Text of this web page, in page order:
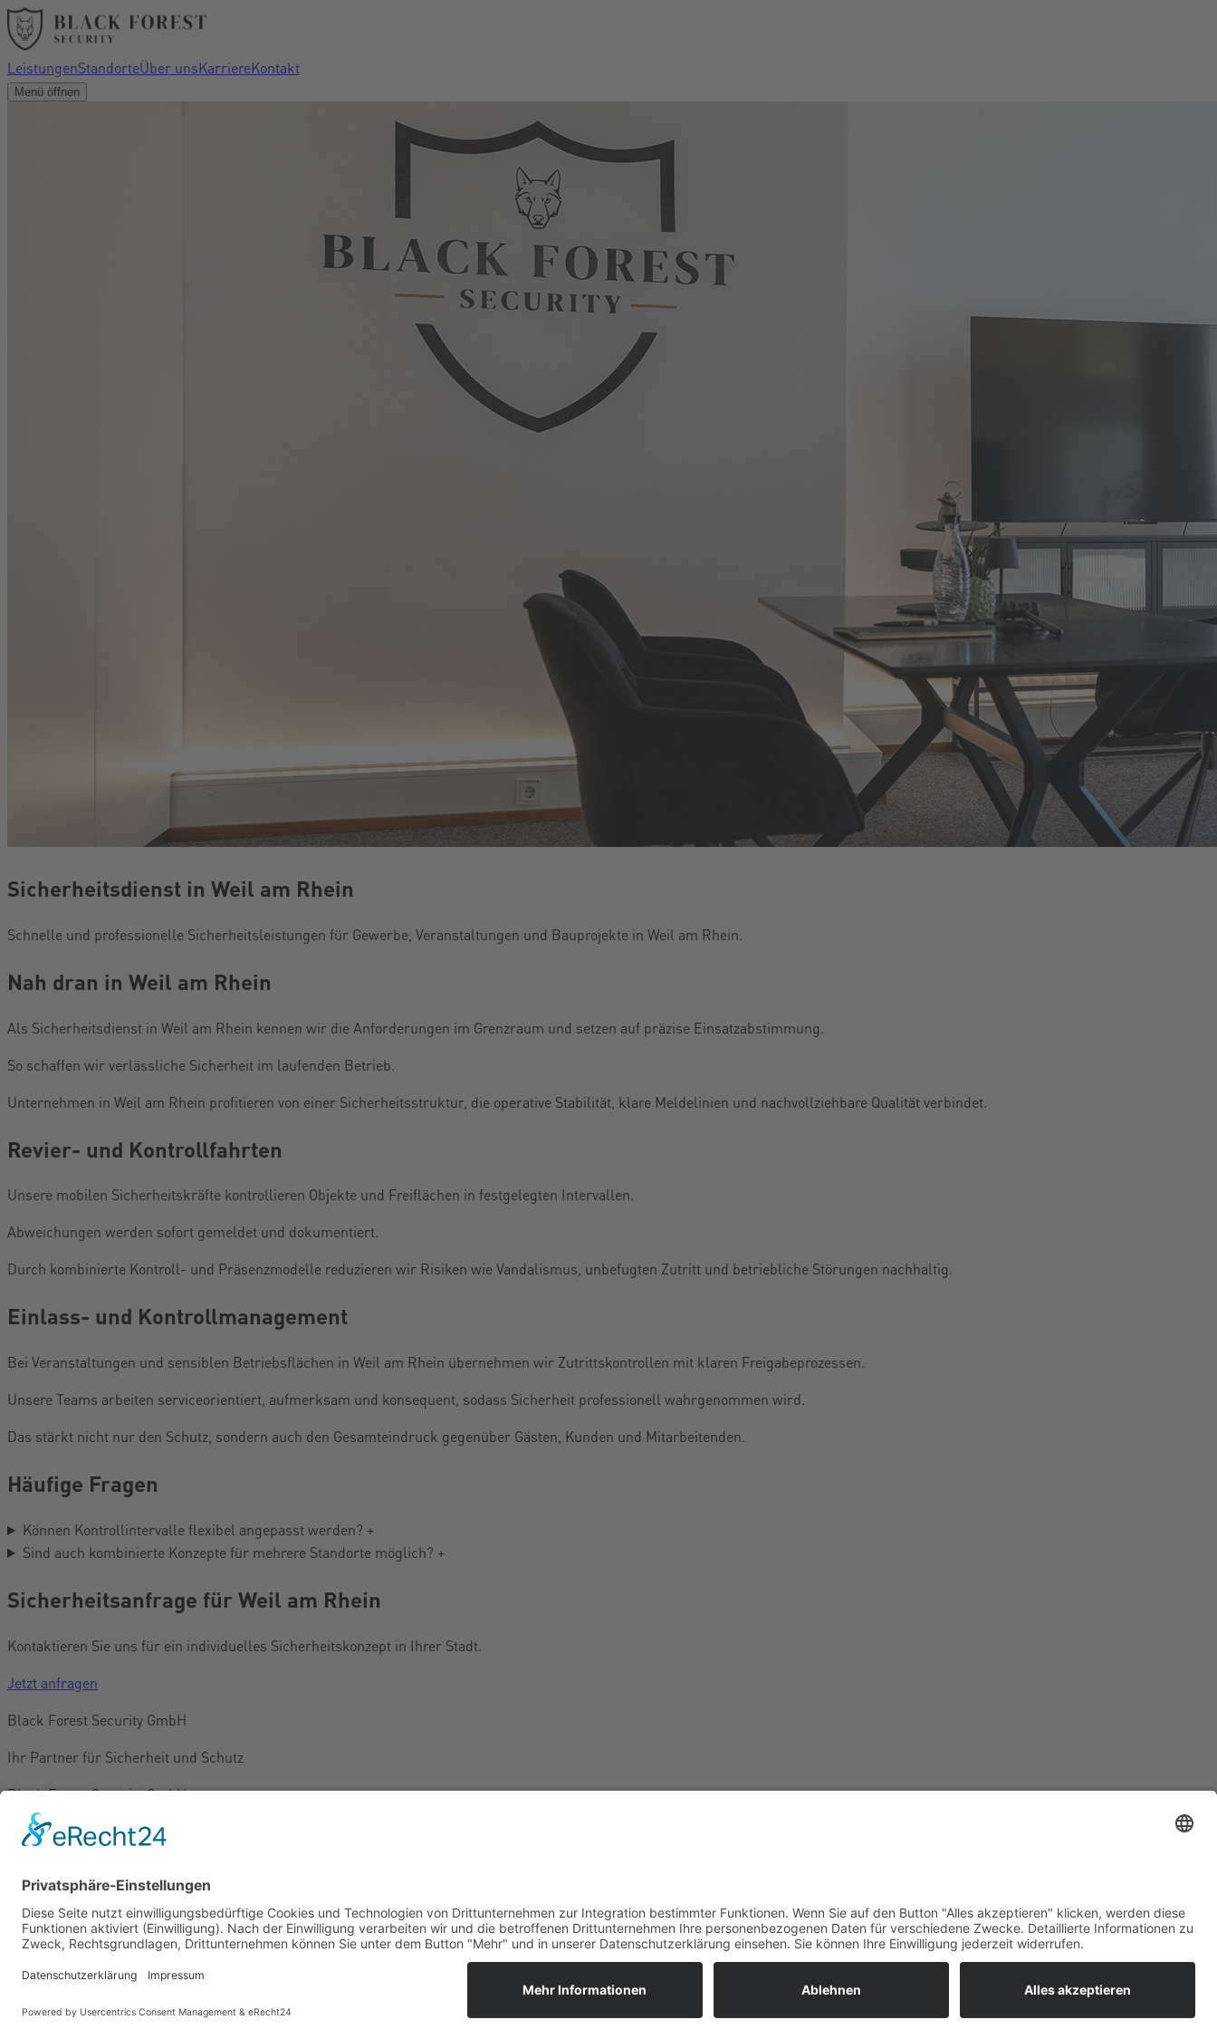
LeistungenStandorteÜber unsKarriereKontakt
Menü öffnen
Sicherheitsdienst in Weil am Rhein
Schnelle und professionelle Sicherheitsleistungen für Gewerbe, Veranstaltungen und Bauprojekte in Weil am Rhein.
Nah dran in Weil am Rhein
Als Sicherheitsdienst in Weil am Rhein kennen wir die Anforderungen im Grenzraum und setzen auf präzise Einsatzabstimmung.
So schaffen wir verlässliche Sicherheit im laufenden Betrieb.
Unternehmen in Weil am Rhein profitieren von einer Sicherheitsstruktur, die operative Stabilität, klare Meldelinien und nachvollziehbare Qualität verbindet.
Revier- und Kontrollfahrten
Unsere mobilen Sicherheitskräfte kontrollieren Objekte und Freiflächen in festgelegten Intervallen.
Abweichungen werden sofort gemeldet und dokumentiert.
Durch kombinierte Kontroll- und Präsenzmodelle reduzieren wir Risiken wie Vandalismus, unbefugten Zutritt und betriebliche Störungen nachhaltig.
Einlass- und Kontrollmanagement
Bei Veranstaltungen und sensiblen Betriebsflächen in Weil am Rhein übernehmen wir Zutrittskontrollen mit klaren Freigabeprozessen.
Unsere Teams arbeiten serviceorientiert, aufmerksam und konsequent, sodass Sicherheit professionell wahrgenommen wird.
Das stärkt nicht nur den Schutz, sondern auch den Gesamteindruck gegenüber Gästen, Kunden und Mitarbeitenden.
Häufige Fragen
Können Kontrollintervalle flexibel angepasst werden? +
Sind auch kombinierte Konzepte für mehrere Standorte möglich? +
Sicherheitsanfrage für Weil am Rhein
Kontaktieren Sie uns für ein individuelles Sicherheitskonzept in Ihrer Stadt.
Jetzt anfragen
Black Forest Security GmbH
Ihr Partner für Sicherheit und Schutz
Black Forest Security GmbH
Kaiser-Joseph-Straße 194
79098 Freiburg
info@black-forest-security.de
ImpressumDatenschutzerklärung
VeranstaltungsschutzObjektschutzTürsteherBaustellenüberwachungStreifen- und Revierdienst
Standorte KontaktÜber unsKarriere
© 2026 Black Forest Security GmbH